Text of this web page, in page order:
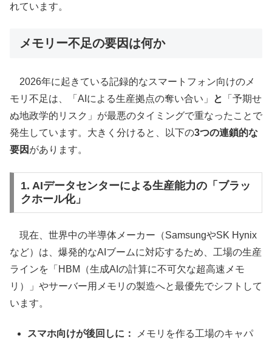
れています。
メモリー不足の要因は何か
2026年に起きている記録的なスマートフォン向けのメ
モリ不足は、「AIによる生産拠点の奪い合い」
と
「予期せ
ぬ地政学的リスク」が最悪のタイミングで重なったことで
発生しています。大きく分けると、以下の3つの連鎖的な
要因 があります。
1. AIデータセンターによる生産能力の「ブラッ
クホール化」
現在、世界中の半導体メーカー（SamsungやSK Hynix
など）は、爆発的なAIブームに対応するため、工場の生産
ラインを「HBM（生成AIの計算に不可欠な超高速メモ
リ）」やサーバー用メモリの製造へと最優先でシフトして
います。
スマホ向けが後回しに： メモリを作る工場のキャパ